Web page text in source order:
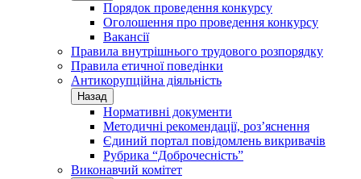
Порядок проведення конкурсу
Оголошення про проведення конкурсу
Вакансії
Правила внутрішнього трудового розпорядку
Правила етичної поведінки
Антикорупційна діяльність
Назад
Нормативні документи
Методичні рекомендації, роз’яснення
Єдиний портал повідомлень викривачів
Рубрика “Доброчесність”
Виконавчий комітет